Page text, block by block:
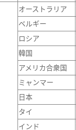
オーストラリア
ベルギー
ロシア
韓国
アメリカ合衆国
ミャンマー
日本
タイ
インド